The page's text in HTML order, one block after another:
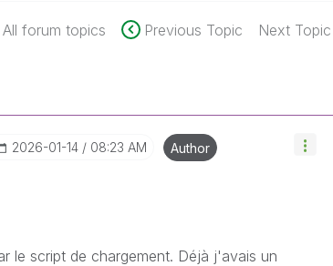
All forum topics Previous Topic Next Topic
‎2026-01-14 08:23 AM Author
le script de chargement. Déjà j'avais un